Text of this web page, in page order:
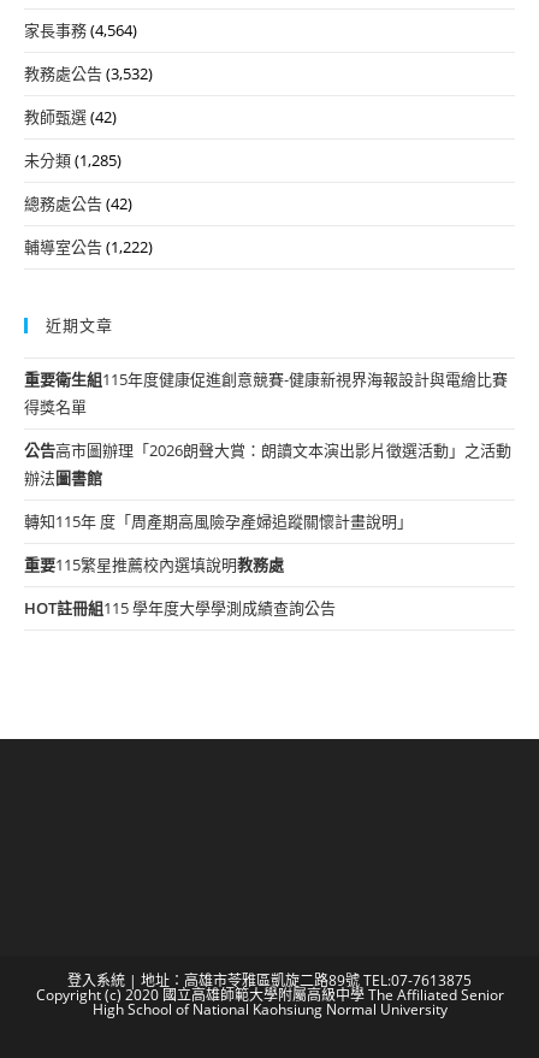
家長事務(4,564)
教務處公告(3,532)
教師甄選(42)
未分類(1,285)
總務處公告(42)
輔導室公告(1,222)
近期文章
重要衛生組115年度健康促進創意競賽-健康新視界海報設計與電繪比賽
得獎名單
公告高市圖辦理「2026朗聲大賞：朗讀文本演出影片徵選活動」之活動
辦法圖書館
轉知115年 度「周產期高風險孕產婦追蹤關懷計畫說明」
重要115繁星推薦校內選填說明教務處
HOT註冊組115 學年度大學學測成績查詢公告
登入系統 | 地址：高雄市苓雅區凱旋二路89號 TEL:07-7613875
Copyright (c) 2020 國立高雄師範大學附屬高級中學 The Affiliated Senior
High School of National Kaohsiung Normal University